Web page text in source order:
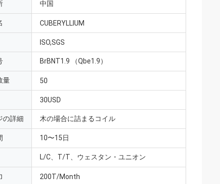
中国
CUBERYLLIUM
ISO,SGS
BrBNT1.9 （Qbe1.9）
量 50
30USD
の詳細 木の場合に詰まるコイル
10〜15日
L/C、T/T、ウェスタン・ユニオン
200T/Month